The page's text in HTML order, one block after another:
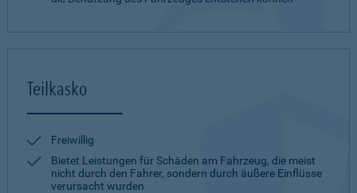
Teilkasko
Freiwillig
Bietet Leistungen für Schäden am Fahrzeug, die meist
nicht durch den Fahrer, sondern durch äußere Einflüsse
verursacht wurden